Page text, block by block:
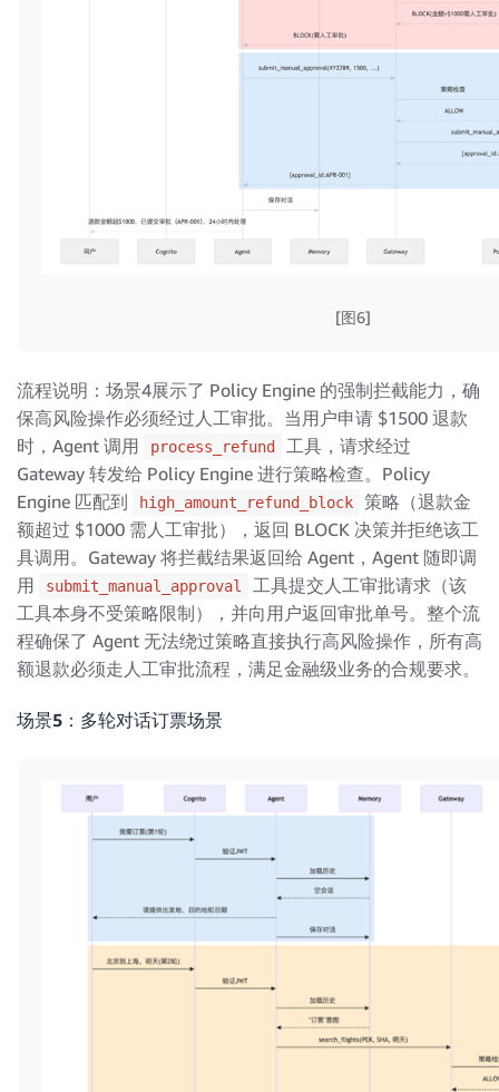
[图6]
流程说明：场景4展示了 Policy Engine 的强制拦截能力，确
保高风险操作必须经过人工审批。当用户申请 $1500 退款
时，Agent 调用
process_refund
工具，请求经过
Gateway 转发给 Policy Engine 进行策略检查。Policy
Engine 匹配到
high_amount_refund_block
策略（退款金
额超过 $1000 需人工审批），返回 BLOCK 决策并拒绝该工
具调用。Gateway 将拦截结果返回给 Agent，Agent 随即调
用
submit_manual_approval
工具提交人工审批请求（该
工具本身不受策略限制），并向用户返回审批单号。整个流
程确保了 Agent 无法绕过策略直接执行高风险操作，所有高
额退款必须走人工审批流程，满足金融级业务的合规要求。
场景5：多轮对话订票场景